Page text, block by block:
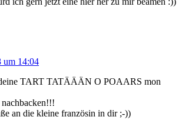
um 14:04
TART TATÄÄÄN O POAARS mon
an die kleine französin in dir ;-))